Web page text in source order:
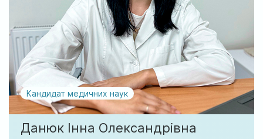
Акції
0
Новини Відгуки
228
Місцезнаходження:
м. Ірпінь, вул. Соборна, 128/1
Кандидат медичних наук
Данюк Інна Олександрівна